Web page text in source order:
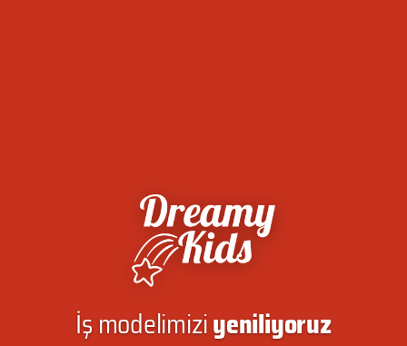
İş modelimiziyeniliyoruz